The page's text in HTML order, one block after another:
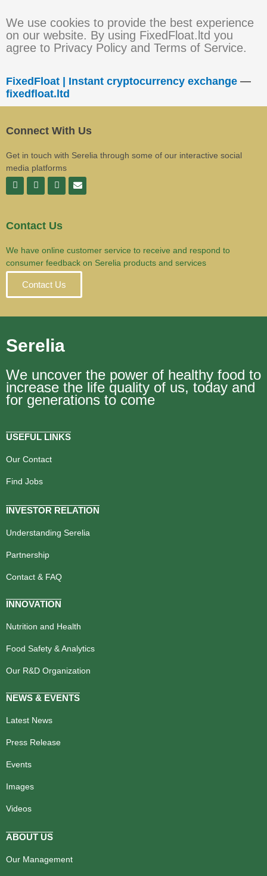
We use cookies to provide the best experience
on our website. By using FixedFloat.ltd you
agree to Privacy Policy and Terms of Service.
FixedFloat | Instant cryptocurrency exchange —
fixedfloat.ltd
Connect With Us
Get in touch with Serelia through some of our interactive social
media platforms
Contact Us
We have online customer service to receive and respond to
consumer feedback on Serelia products and services
Contact Us
Serelia
We uncover the power of healthy food to
increase the life quality of us, today and
for generations to come
USEFUL LINKS
Our Contact
Find Jobs
INVESTOR RELATION
Understanding Serelia
Partnership
Contact & FAQ
INNOVATION
Nutrition and Health
Food Safety & Analytics
Our R&D Organization
NEWS & EVENTS
Latest News
Press Release
Events
Images
Videos
ABOUT US
Our Management